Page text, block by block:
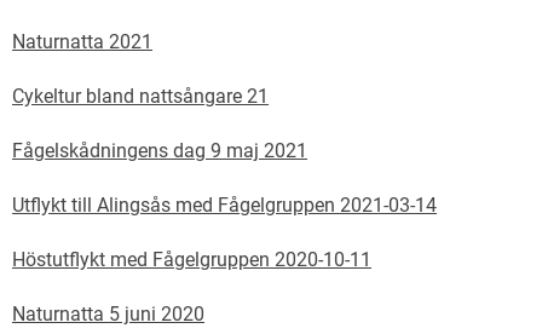
Naturnatta 2021
Cykeltur bland nattsångare 21
Fågelskådningens dag 9 maj 2021
Utflykt till Alingsås med Fågelgruppen 2021-03-14
Höstutflykt med Fågelgruppen 2020-10-11
Naturnatta 5 juni 2020